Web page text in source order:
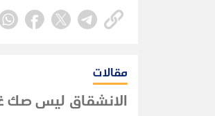
دينية، ومرة قوةً إقليمية.
مقالات
الانشقاق ليس صك